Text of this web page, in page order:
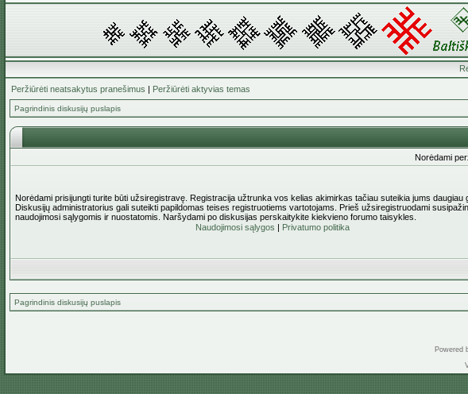
Peržiūrėti neatsakytus pranešimus | Peržiūrėti aktyvias temas
Pagrindinis diskusijų puslapis
Norėdami
Norėdami prisijungti turite būti užsiregistravę. Registracija užtrunka vos kelias akimirkas tačiau suteikia jums daugiau
Diskusijų administratorius gali suteikti papildomas teises registruotiems vartotojams. Prieš užsiregistruodami
naudojimosi sąlygomis ir nuostatomis. Naršydami po diskusijas perskaitykite kiekvieno forumo taisykles.
Naudojimosi sąlygos | Privatumo politika
Pagrindinis diskusijų puslapis
Powered